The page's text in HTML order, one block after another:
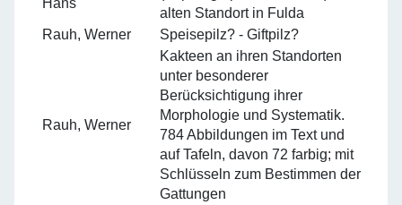
alten Standort in Fulda
Rauh, Werner
Speisepilz? - Giftpilz?
Rauh, Werner
Kakteen an ihren Standorten
unter besonderer
Berücksichtigung ihrer
Morphologie und Systematik.
784 Abbildungen im Text und
auf Tafeln, davon 72 farbig; mit
Schlüsseln zum Bestimmen der
Gattungen